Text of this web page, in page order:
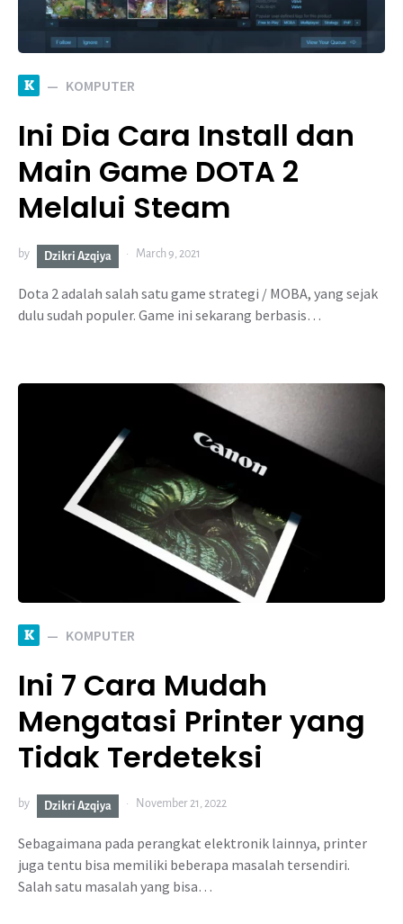
K KOMPUTER
Ini Dia Cara Install dan
Main Game DOTA 2
Melalui Steam
by Dzikri Azqiya March 9, 2021
Dota 2 adalah salah satu game strategi / MOBA, yang sejak
dulu sudah populer. Game ini sekarang berbasis…
K KOMPUTER
Ini 7 Cara Mudah
Mengatasi Printer yang
Tidak Terdeteksi
by Dzikri Azqiya November 21, 2022
Sebagaimana pada perangkat elektronik lainnya, printer
juga tentu bisa memiliki beberapa masalah tersendiri.
Salah satu masalah yang bisa…